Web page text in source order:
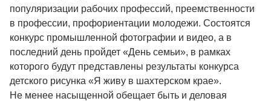
популяризации рабочих профессий, преемственности
в профессии, профориентации молодежи. Состоятся
конкурс промышленной фотографии и видео, а в
последний день пройдет «День семьи», в рамках
которого будут представлены результаты конкурса
детского рисунка «Я живу в шахтерском крае».
Не менее насыщенной обещает быть и деловая